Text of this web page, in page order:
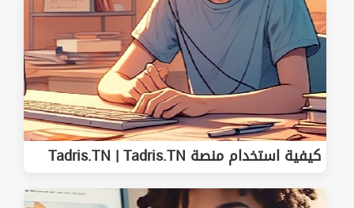
كيفية استخدام منصة Tadris.TN | Tadris.TN